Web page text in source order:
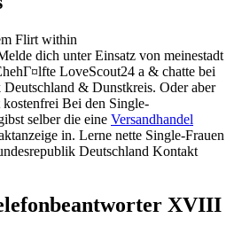
Flirt within
dich unter Einsatz von meinestadt
LoveScout24 a & chatte bei
& Dunstkreis. Oder aber
kostenfrei Bei den Single-
selber die eine Versandhandel
in. Lerne nette Single-Frauen
Deutschland Kontakt
XVIII